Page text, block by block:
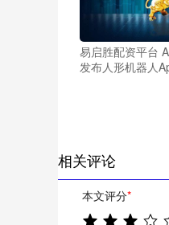
易启胜配资平台
发布人形机器人
相关评论
本文评分*